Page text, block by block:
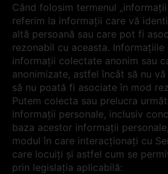
Când folosim termenul „informații
referim la informații care vă
altă persoană sau care pot fi
rezonabil cu aceasta. Informațiile
informații colectate anonim sau
anonimizate, astfel încât să nu
să nu poată fi asociate în mod
Putem colecta sau prelucra
informații personale, inclusiv
baza acestor informații
modul în care interacționați cu
care locuiți și astfel cum se
prin legislația aplicabilă: